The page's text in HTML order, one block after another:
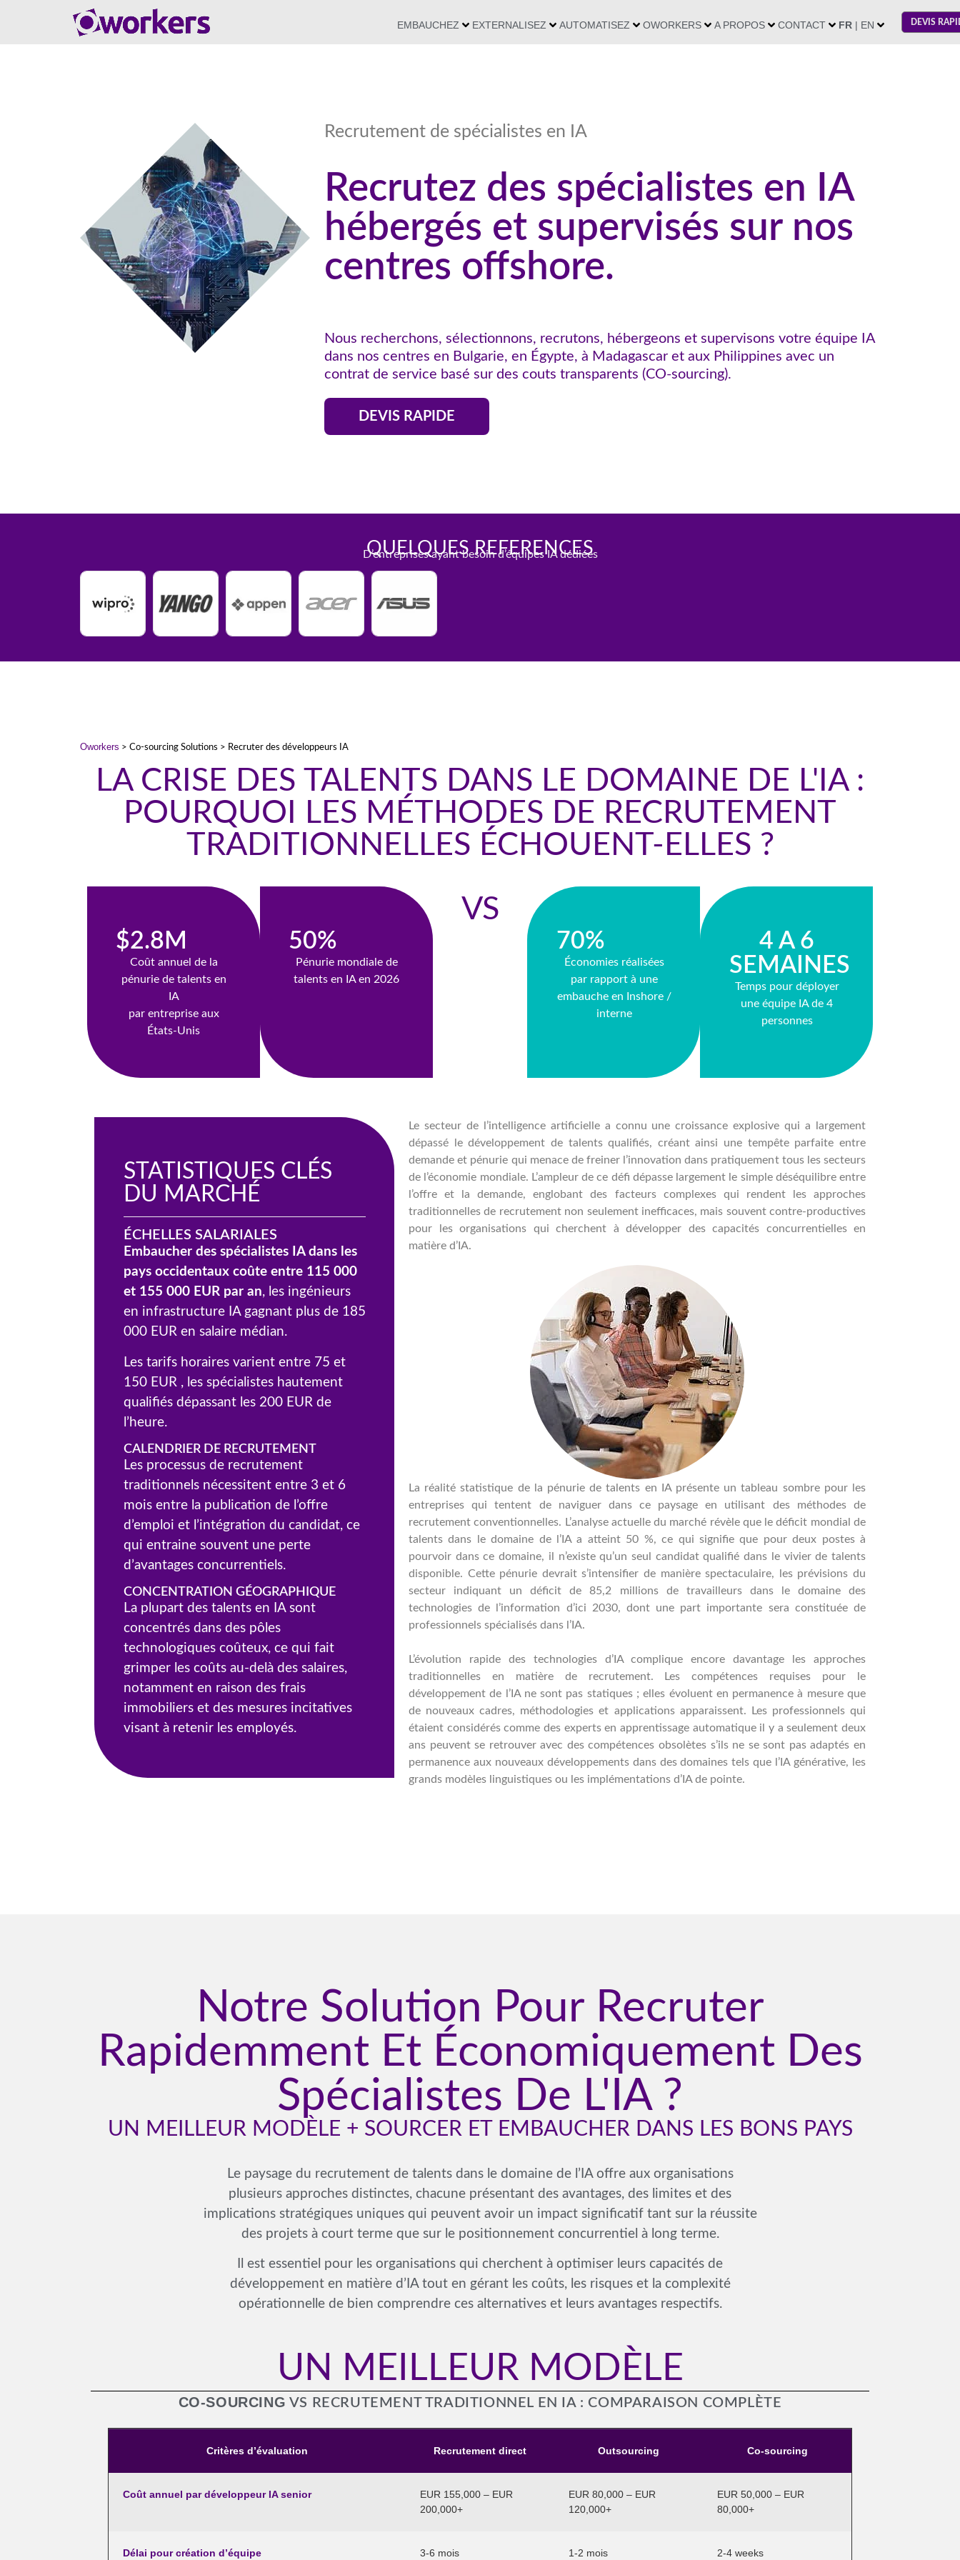
EMBAUCHEZ EXTERNALISEZ AUTOMATISEZ OWORKERS A PROPOS CONTACT FR | EN DEVIS
Recrutement de spécialistes en IA
Recrutez des spécialistes en IA
hébergés et supervisés sur nos
centres offshore.
Nous recherchons, sélectionnons, recrutons, hébergeons et supervisons votre équipe IA
dans nos centres en Bulgarie, en Égypte, à Madagascar et aux Philippines avec un
contrat de service basé sur des couts transparents (CO-sourcing).
DEVIS RAPIDE
QUELQUES REFERENCES
D’entreprises ayant besoin d’équipes IA dédiées
Oworkers > Co-sourcing Solutions > Recruter des développeurs IA
LA CRISE DES TALENTS DANS LE DOMAINE DE L'IA :
POURQUOI LES MÉTHODES DE RECRUTEMENT
TRADITIONNELLES ÉCHOUENT-ELLES ?
$2.8M
Coût annuel de la
pénurie de talents en
IA
par entreprise aux
États-Unis
50%
Pénurie mondiale de
talents en IA en 2026
VS
70%
Économies réalisées
par rapport à une
embauche en Inshore /
interne
4 A 6
SEMAINES
Temps pour déployer
une équipe IA de 4
personnes
STATISTIQUES CLÉS
DU MARCHÉ
ÉCHELLES SALARIALES
Embaucher des spécialistes IA dans les
pays occidentaux coûte entre 115 000
et 155 000 EUR par an, les ingénieurs
en infrastructure IA gagnant plus de 185
000 EUR en salaire médian.
Les tarifs horaires varient entre 75 et
150 EUR , les spécialistes hautement
qualifiés dépassant les 200 EUR de
l’heure.
CALENDRIER DE RECRUTEMENT
Les processus de recrutement
traditionnels nécessitent entre 3 et 6
mois entre la publication de l’offre
d’emploi et l’intégration du candidat, ce
qui entraine souvent une perte
d’avantages concurrentiels.
CONCENTRATION GÉOGRAPHIQUE
La plupart des talents en IA sont
concentrés dans des pôles
technologiques coûteux, ce qui fait
grimper les coûts au-delà des salaires,
notamment en raison des frais
immobiliers et des mesures incitatives
visant à retenir les employés.
Le secteur de l’intelligence artificielle a connu une croissance explosive qui a largement
dépassé le développement de talents qualifiés, créant ainsi une tempête parfaite entre
demande et pénurie qui menace de freiner l’innovation dans pratiquement tous les secteurs
de l’économie mondiale. L’ampleur de ce défi dépasse largement le simple déséquilibre entre
l’offre et la demande, englobant des facteurs complexes qui rendent les approches
traditionnelles de recrutement non seulement inefficaces, mais souvent contre-productives
pour les organisations qui cherchent à développer des capacités concurrentielles en
matière d’IA.
La réalité statistique de la pénurie de talents en IA présente un tableau sombre pour les
entreprises qui tentent de naviguer dans ce paysage en utilisant des méthodes de
recrutement conventionnelles. L’analyse actuelle du marché révèle que le déficit mondial de
talents dans le domaine de l’IA a atteint 50 %, ce qui signifie que pour deux postes à
pourvoir dans ce domaine, il n’existe qu’un seul candidat qualifié dans le vivier de talents
disponible. Cette pénurie devrait s’intensifier de manière spectaculaire, les prévisions du
secteur indiquant un déficit de 85,2 millions de travailleurs dans le domaine des
technologies de l’information d’ici 2030, dont une part importante sera constituée de
professionnels spécialisés dans l’IA.
L’évolution rapide des technologies d’IA complique encore davantage les approches
traditionnelles en matière de recrutement. Les compétences requises pour le
développement de l’IA ne sont pas statiques ; elles évoluent en permanence à mesure que
de nouveaux cadres, méthodologies et applications apparaissent. Les professionnels qui
étaient considérés comme des experts en apprentissage automatique il y a seulement deux
ans peuvent se retrouver avec des compétences obsolètes s’ils ne se sont pas adaptés en
permanence aux nouveaux développements dans des domaines tels que l’IA générative, les
grands modèles linguistiques ou les implémentations d’IA de pointe.
Notre Solution Pour Recruter
Rapidemment Et Économiquement Des
Spécialistes De L'IA ?
UN MEILLEUR MODÈLE + SOURCER ET EMBAUCHER DANS LES BONS PAYS
Le paysage du recrutement de talents dans le domaine de l’IA offre aux organisations
plusieurs approches distinctes, chacune présentant des avantages, des limites et des
implications stratégiques uniques qui peuvent avoir un impact significatif tant sur la réussite
des projets à court terme que sur le positionnement concurrentiel à long terme.
Il est essentiel pour les organisations qui cherchent à optimiser leurs capacités de
développement en matière d’IA tout en gérant les coûts, les risques et la complexité
opérationnelle de bien comprendre ces alternatives et leurs avantages respectifs.
UN MEILLEUR MODÈLE
CO-SOURCING VS RECRUTEMENT TRADITIONNEL EN IA : COMPARAISON COMPLÈTE
Critères d’évaluation Recrutement direct Outsourcing Co-sourcing
Coût annuel par développeur IA senior
EUR 155,000 – EUR
200,000+
EUR 80,000 – EUR
120,000+
EUR 50,000 – EUR
80,000+
Délai pour création d’équipe 3-6 mois 1-2 mois 2-4 weeks